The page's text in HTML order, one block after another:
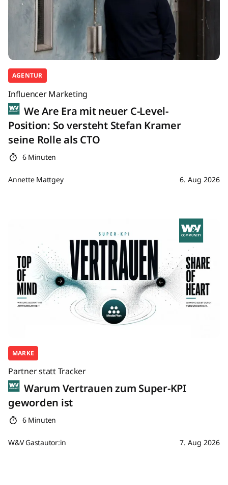
AGENTUR
Influencer Marketing
We Are Era mit neuer C-Level-
Position: So versteht Stefan Kramer
seine Rolle als CTO
6 Minuten
Annette Mattgey 6. Aug 2026
MARKE
Partner statt Tracker
Warum Vertrauen zum Super-KPI
geworden ist
6 Minuten
W&V Gastautor:in 7. Aug 2026